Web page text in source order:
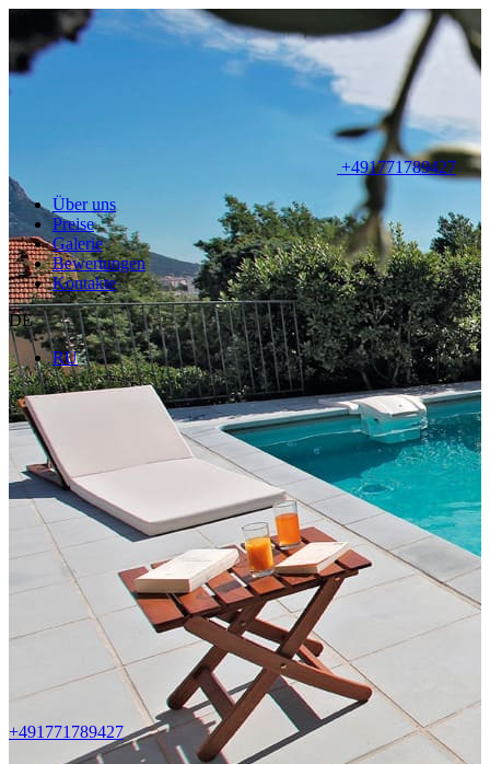
+491771789427
Über uns
Preise
Galerie
Bewertungen
Kontakte
DE
RU
+491771789427